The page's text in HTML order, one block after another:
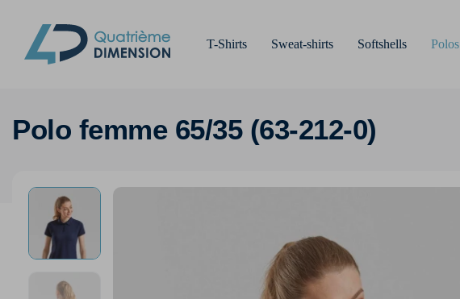
T-Shirts Sweat-shirts Softshells Polos
Polo femme 65/35 (63-212-0)